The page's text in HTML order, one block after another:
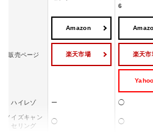
6
販売ページ
Amazon
楽天市場 楽天市
ハイレゾ ー ◯
ノイズキャン
セリング
◯ ◯